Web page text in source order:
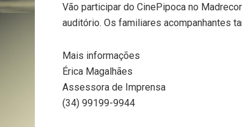
Vão participar do CinePipoca no
auditório. Os familiares acompanhantes
Mais informações
Érica Magalhães
Assessora de Imprensa
(34) 99199-9944